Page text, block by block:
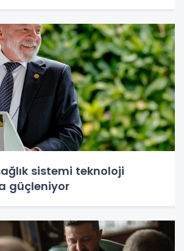
sistemi teknoloji
güçleniyor